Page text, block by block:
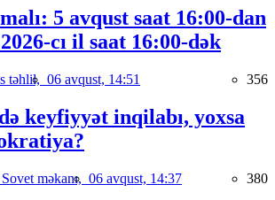
5 avqust saat 16:00-dan
cı il saat 16:00-dək
təhlil, 06 avqust, 14:51 356
keyfiyyət inqilabı, yoxsa
məkanı, 06 avqust, 14:37 380